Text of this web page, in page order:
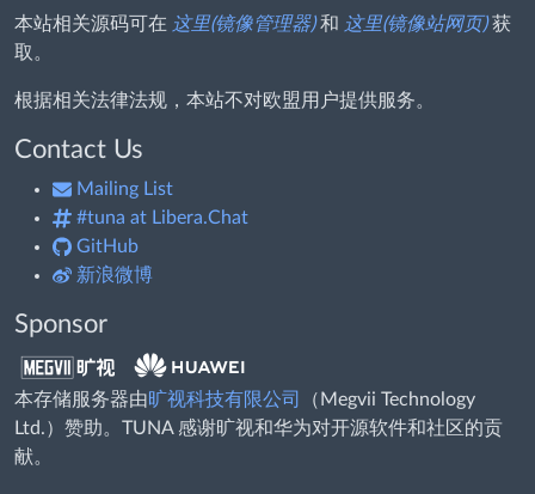
本站相关源码可在 这里(镜像管理器)和 这里(镜像站网页)获
取。
根据相关法律法规，本站不对欧盟用户提供服务。
Contact Us
Mailing List
#tuna at Libera.Chat
GitHub
新浪微博
Sponsor
本存储服务器由旷视科技有限公司
（Megvii Technology
Ltd.）赞助。TUNA 感谢旷视和华为对开源软件和社区的贡
献。